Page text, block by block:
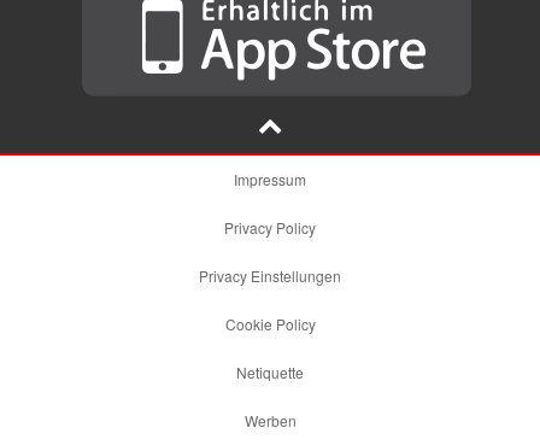
Impressum
Privacy Policy
Privacy Einstellungen
Cookie Policy
Netiquette
Werben